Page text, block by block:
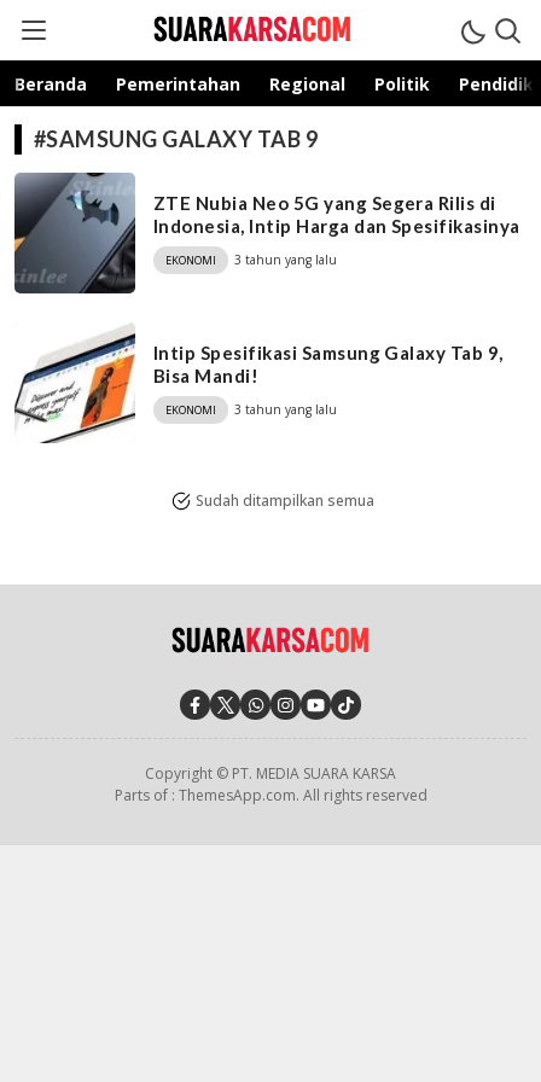
suarakarsa.com
Informasi terpercaya
Beranda Pemerintahan Regional Politik
#SAMSUNG GALAXY TAB 9
ZTE Nubia Neo 5G yang Segera Rilis di
Indonesia, Intip Harga dan Spesifikasinya
EKONOMI 3 tahun yang lalu
Intip Spesifikasi Samsung Galaxy Tab 9,
Bisa Mandi!
EKONOMI 3 tahun yang lalu
Sudah ditampilkan semua
Copyright © PT. MEDIA SUARA KARSA
Parts of : ThemesApp.com. All rights reserved